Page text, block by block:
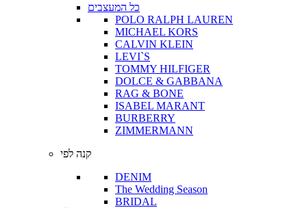
כל המעצבים
POLO RALPH LAUREN
MICHAEL KORS
CALVIN KLEIN
LEVI`S
TOMMY HILFIGER
DOLCE & GABBANA
RAG & BONE
ISABEL MARANT
BURBERRY
ZIMMERMANN
קנה לפי
DENIM
The Wedding Season
BRIDAL